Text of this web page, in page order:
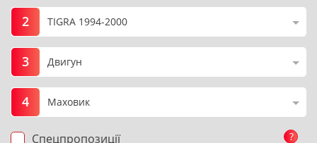
2
3
4
Спецпропозиції
?